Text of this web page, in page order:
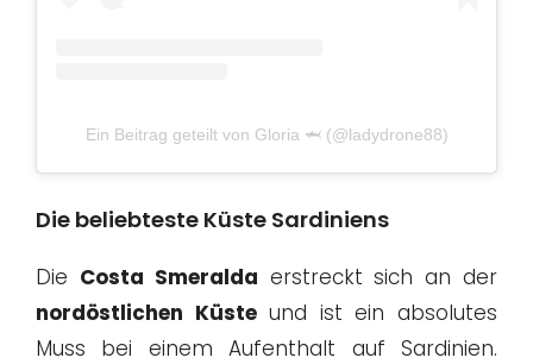
Ein Beitrag geteilt von Gloria 🦈 (@ladydrone88)
Die beliebteste Küste Sardiniens
Die Costa Smeralda erstreckt sich an der
nordöstlichen Küsteund ist ein absolutes
Muss bei einem Aufenthalt auf Sardinien.